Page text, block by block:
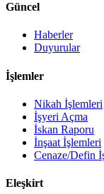
Güncel
Haberler
Duyurular
İşlemler
Nikah İşlemleri
İşyeri Açma
İskan Raporu
İnşaat İşlemleri
Cenaze/Defin
Eleşkirt